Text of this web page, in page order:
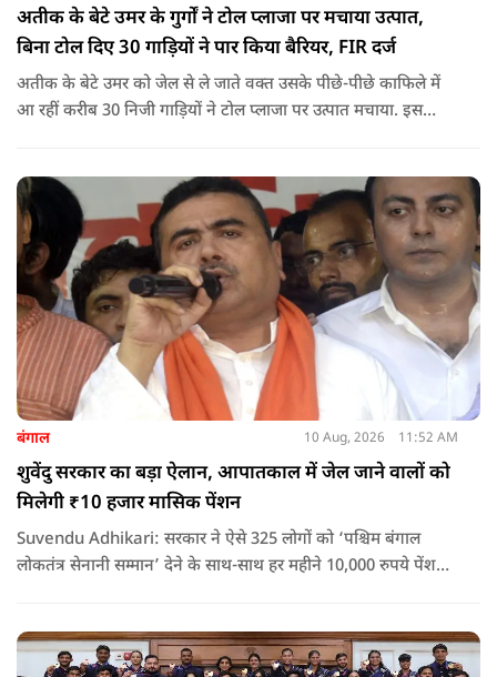
अतीक के बेटे उमर के गुर्गों ने टोल प्लाजा पर मचाया उत्पात,
बिना टोल दिए 30 गाड़ियों ने पार किया बैरियर, FIR दर्ज
अतीक के बेटे उमर को जेल से ले जाते वक्त उसके पीछे-पीछे काफिले में
आ रहीं करीब 30 निजी गाड़ियों ने टोल प्लाजा पर उत्पात मचाया. इस
बंगाल 10 Aug, 2026 11:52 AM
शुवेंदु सरकार का बड़ा ऐलान, आपातकाल में जेल जाने वालों को
मिलेगी ₹10 हजार मासिक पेंशन
Suvendu Adhikari: सरकार ने ऐसे 325 लोगों को ‘पश्चिम बंगाल
लोकतंत्र सेनानी सम्मान’ देने के साथ-साथ हर महीने 10,000 रुपये पेंशन